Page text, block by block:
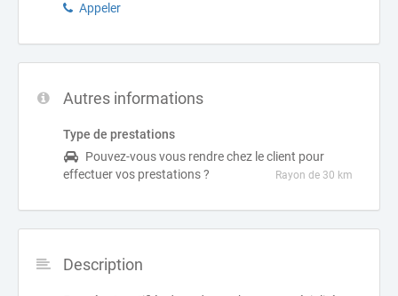
Appeler
Autres informations
Type de prestations
Pouvez-vous vous rendre chez le client pour
effectuer vos prestations ?
Rayon de 30 km
Description